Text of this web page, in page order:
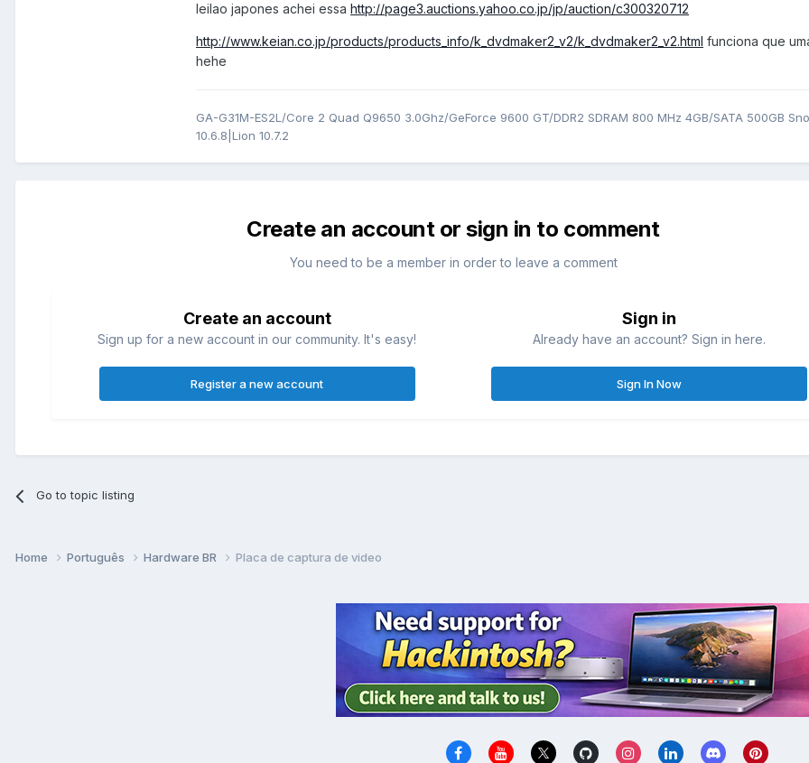
leilao japones achei essa http://page3.auctions.yahoo.co.jp/jp/auction/c300320712
http://www.keian.co.jp/products/products_info/k_dvdmaker2_v2/k_dvdmaker2_v2.html funciona que
hehe
GA-G31M-ES2L/Core 2 Quad Q9650 3.0Ghz/GeForce 9600 GT/DDR2 SDRAM 800 MHz 4GB/SATA 500GB
10.6.8|Lion 10.7.2
Create an account or sign in to comment
You need to be a member in order to leave a comment
Create an account
Sign up for a new account in our community. It's easy!
Register a new account
Sign in
Already have an account? Sign in here.
Sign In Now
Go to topic listing
Home Português Hardware BR Placa de captura de video